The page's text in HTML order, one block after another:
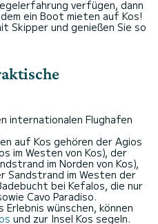
verfügen, dann
ein Boot mieten auf Kos!
Skipper und genießen Sie so
internationalen Flughafen
auf Kos gehören der Agios
im Westen von Kos), der
im Norden von Kos),
Sandstrand im Westen der
bei Kefalos, die nur
Cavo Paradiso.
Erlebnis wünschen, können
und zur Insel Kos segeln.